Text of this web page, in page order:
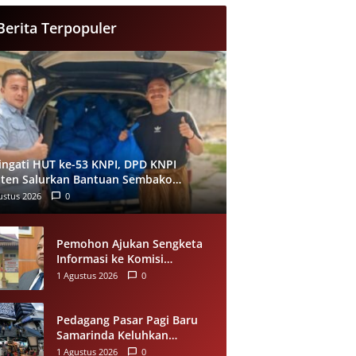
Terpopuler
HUT ke-53 KNPI, DPD KNPI
Salurkan Bantuan Sembako
Pemuda Berdampak
2026 0
Pemohon Ajukan Sengketa
Informasi ke Komisi
Informasi Riau, Soroti
Pelalawan
1 Agustus 2026 0
Pedagang Pasar Pagi Baru
Samarinda Keluhkan
Penataan, Omzet Menurun;
1 Agustus 2026 0